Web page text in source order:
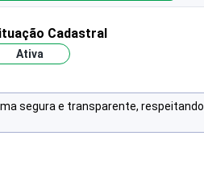
Cadastral
Ativa
segura e transparente, respeitando